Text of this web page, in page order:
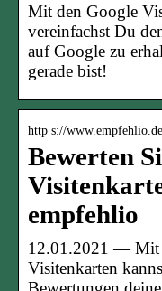
Mit den Google
vereinfachst Du
auf Google zu
gerade bist!
http s://
Bewerten
empfehlio
12.01.2021 — Mit
Visitenkarten